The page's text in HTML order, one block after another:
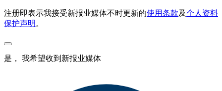
注册即表示我接受新报业媒体不时更新的使用条款及个人资料
保护声明 。
是， 我希望收到新报业媒体